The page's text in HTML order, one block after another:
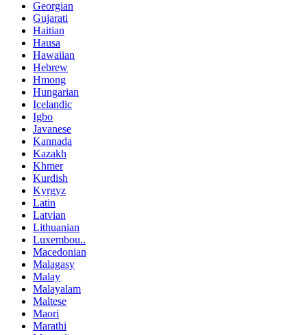
Georgian
Gujarati
Haitian
Hausa
Hawaiian
Hebrew
Hmong
Hungarian
Icelandic
Igbo
Javanese
Kannada
Kazakh
Khmer
Kurdish
Kyrgyz
Latin
Latvian
Lithuanian
Luxembou..
Macedonian
Malagasy
Malay
Malayalam
Maltese
Maori
Marathi